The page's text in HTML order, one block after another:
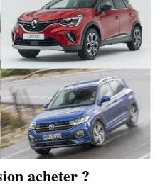
acheter ?